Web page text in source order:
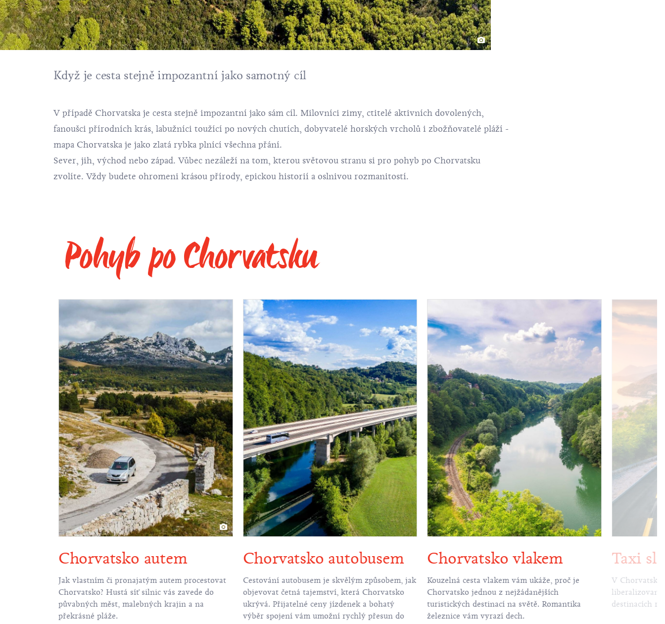
Když je cesta stejně impozantní jako samotný cíl
V případě Chorvatska je cesta stejně impozantní jako sám cíl. Milovníci zimy, ctitelé aktivních dovolených,
fanoušci přírodních krás, labužníci toužící po nových chutích, dobyvatelé horských vrcholů i zbožňovatelé pláží -
mapa Chorvatska je jako zlatá rybka plnící všechna přání.
Sever, jih, východ nebo západ. Vůbec nezáleží na tom, kterou světovou stranu si pro pohyb po Chorvatsku
zvolíte. Vždy budete ohromeni krásou přírody, epickou historií a oslnivou rozmanitostí.
Pohyb po Chorvatsku
Chorvatsko autem
Jak vlastním či pronajatým autem procestovat
Chorvatsko? Hustá síť silnic vás zavede do
půvabných měst, malebných krajin a na
překrásné pláže.
Chorvatsko autobusem
Cestování autobusem je skvělým způsobem, jak
objevovat četná tajemství, která Chorvatsko
ukrývá. Přijatelné ceny jízdenek a bohatý
výběr spojení vám umožní rychlý přesun do
Chorvatsko vlakem
Kouzelná cesta vlakem vám ukáže, proč je
Chorvatsko jednou z nejžádanějších
turistických destinací na světě. Romantika
železnice vám vyrazí dech.
Taxi
V
liberalizovaný
destinacích